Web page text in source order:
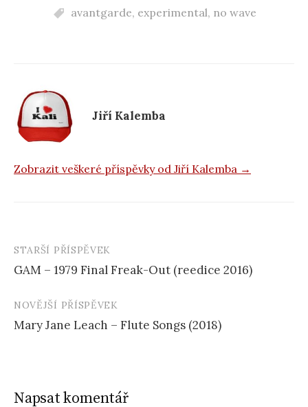
o
k
avantgarde, experimental, no wave
Jiří Kalemba
Zobrazit veškeré příspěvky od Jiří Kalemba →
Navigace
příspěvku
STARŠÍ PŘÍSPĚVEK
GAM – 1979 Final Freak-Out (reedice 2016)
NOVĚJŠÍ PŘÍSPĚVEK
Mary Jane Leach – Flute Songs (2018)
Napsat komentář